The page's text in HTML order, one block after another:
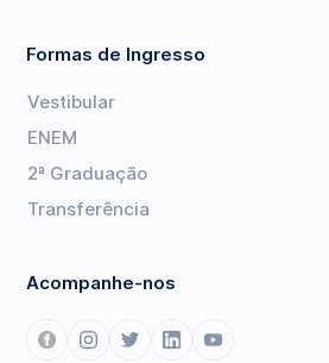
Formas de Ingresso
Vestibular
ENEM
2ª Graduação
Transferência
Acompanhe-nos